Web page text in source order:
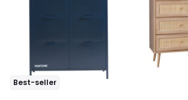
Best-seller